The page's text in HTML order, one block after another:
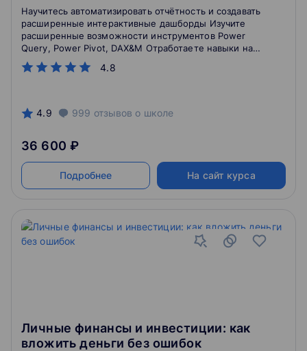
4.8
Научитесь автоматизировать отчётность и создавать
расширенные интерактивные дашборды Изучите
расширенные возможности инструментов Power
Query, Power Pivot, DAX&M Отработаете навыки на
практике: выполните 10 домашних работ и итоговый
проект
4.9 999 отзывов о школе
36 600 ₽
Подробнее На сайт курса
Личные финансы и инвестиции: как
вложить деньги без ошибок